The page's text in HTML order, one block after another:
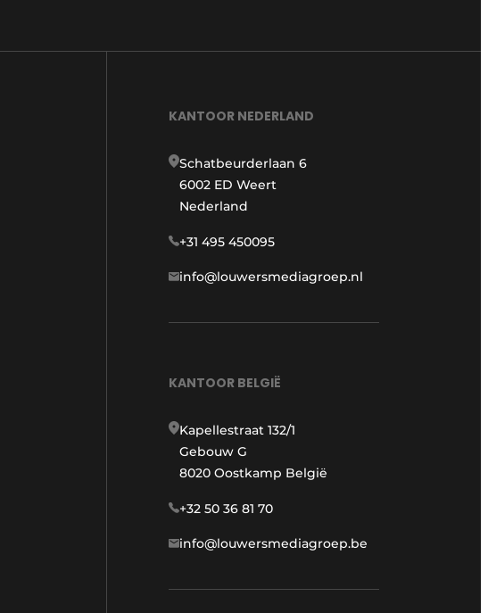
KANTOOR NEDERLAND
Schatbeurderlaan 6
6002 ED Weert
Nederland
+31 495 450095
info@louwersmediagroep.nl
KANTOOR BELGIË
Kapellestraat 132/1
Gebouw G
8020 Oostkamp België
+32 50 36 81 70
info@louwersmediagroep.be